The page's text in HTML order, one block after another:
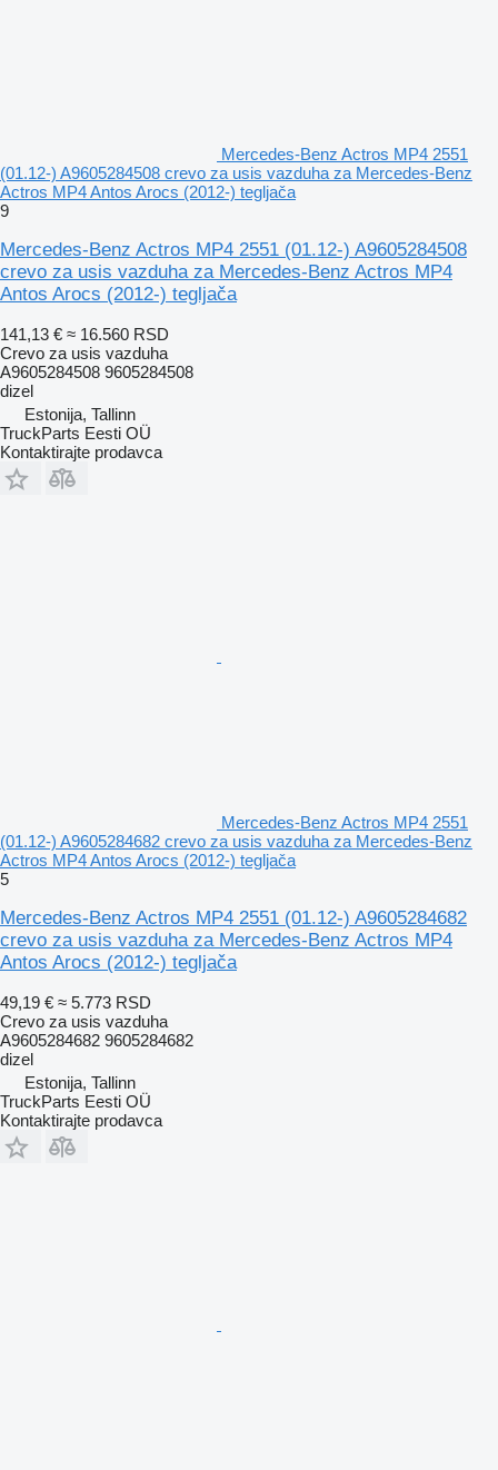
Mercedes-Benz Actros MP4 2551
(01.12-) A9605284508 crevo za usis vazduha za Mercedes-Benz
Actros MP4 Antos Arocs (2012-) tegljača
9
Mercedes-Benz Actros MP4 2551 (01.12-) A9605284508
crevo za usis vazduha za Mercedes-Benz Actros MP4
Antos Arocs (2012-) tegljača
141,13 € ≈ 16.560 RSD
Crevo za usis vazduha
A9605284508 9605284508
dizel
Estonija, Tallinn
TruckParts Eesti OÜ
Kontaktirajte prodavca
Mercedes-Benz Actros MP4 2551
(01.12-) A9605284682 crevo za usis vazduha za Mercedes-Benz
Actros MP4 Antos Arocs (2012-) tegljača
5
Mercedes-Benz Actros MP4 2551 (01.12-) A9605284682
crevo za usis vazduha za Mercedes-Benz Actros MP4
Antos Arocs (2012-) tegljača
49,19 € ≈ 5.773 RSD
Crevo za usis vazduha
A9605284682 9605284682
dizel
Estonija, Tallinn
TruckParts Eesti OÜ
Kontaktirajte prodavca